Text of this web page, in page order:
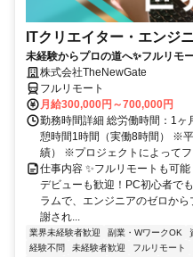
ITクリエイター・エンジ
未経験からプロの道へ✨フルリモ
株式会社TheNewGate
フルリモート
月給300,000円～700,000円
勤務時間詳細 総労働時間：1
憩時間1時間（実働8時間） ※
績） ※プロジェクトによってフ
仕事内容 ✨フルリモートも可
デビューも歓迎！PC初心者で
ラムで、エンジニアのゼロか
謝され...
業界未経験者歓迎 副業・WワークOK
経験不問
未経験者歓迎 フルリモート